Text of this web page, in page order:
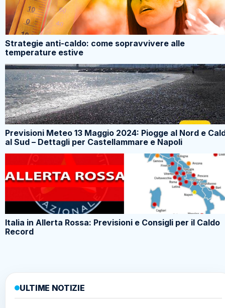
Strategie anti-caldo: come sopravvivere alle
temperature estive
Previsioni Meteo 13 Maggio 2024: Piogge al Nord e
al Sud – Dettagli per Castellammare e Napoli
Italia in Allerta Rossa: Previsioni e Consigli per il Caldo
Record
ULTIME NOTIZIE